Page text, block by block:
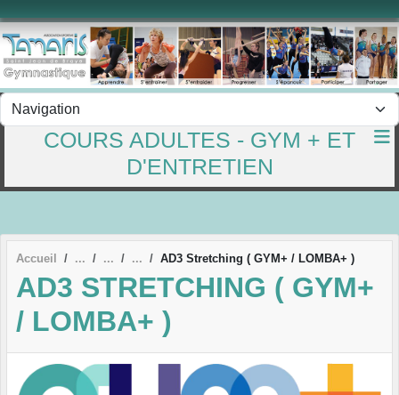
COURS ADULTES - GYM + ET
D'ENTRETIEN
Accueil AD3 Stretching ( GYM+ / LOMBA+ )
AD3 STRETCHING ( GYM+
/ LOMBA+ )